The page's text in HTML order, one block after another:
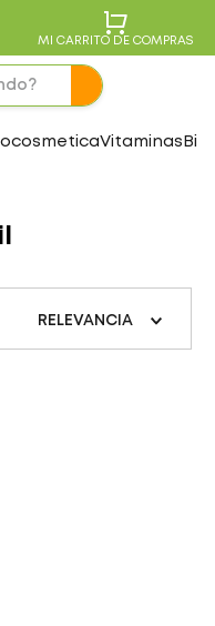
MI CARRITO DE COMPRAS
Vitaminas
RELEVANCIA